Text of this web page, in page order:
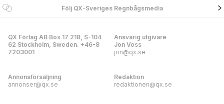
Följ QX-Sveriges Regnbågsmedia
QX Förlag AB Box 17 218, S-104
62 Stockholm, Sweden. +46-8
7203001
Ansvarig utgivare
Jon Voss
jon@qx.se
Annonsförsäljning
annonser@qx.se
Redaktion
redaktionen@qx.se